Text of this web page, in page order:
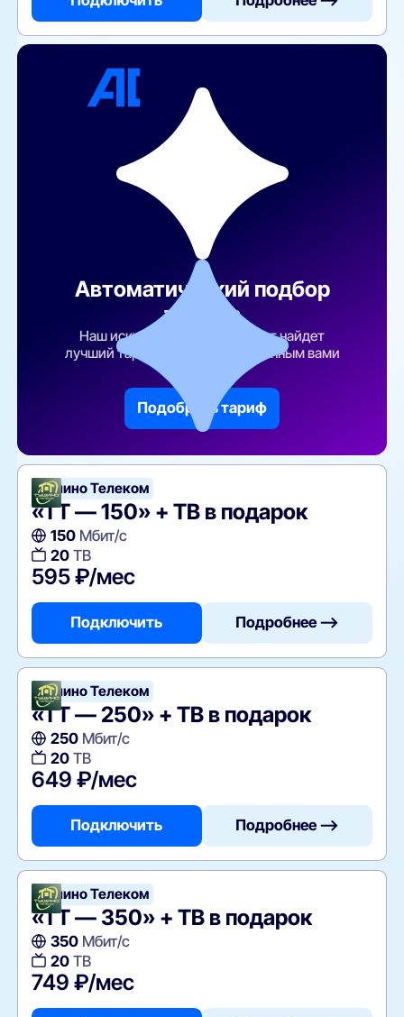
Автоматический подбор
тарифа
Наш искусственный интеллект найдет
лучший тарифный план по указанным вами
Подобрать тариф
Тушино Телеком
«ТТ — 150» + ТВ в подарок
150Мбит/с
20ТВ
595 ₽/мес
Подключить Подробнее —>
Тушино Телеком
«ТТ — 250» + ТВ в подарок
250Мбит/с
20ТВ
649 ₽/мес
Подключить Подробнее —>
Тушино Телеком
«ТТ — 350» + ТВ в подарок
350Мбит/с
20ТВ
749 ₽/мес